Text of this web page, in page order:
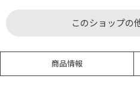
このショップの
商品情報